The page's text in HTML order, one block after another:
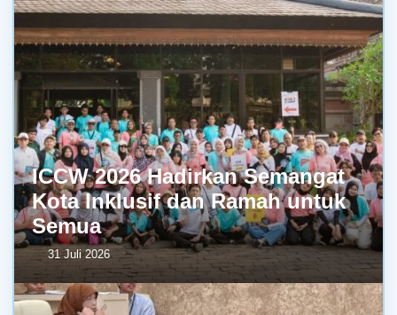
ICCW 2026 Hadirkan Semangat
Kota Inklusif dan Ramah untuk
Semua
31 Juli 2026